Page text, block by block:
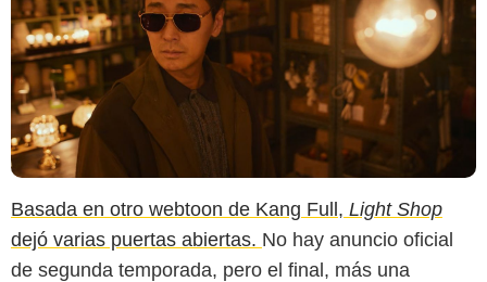
Basada en otro webtoon de Kang Full, Light Shop
dejó varias puertas abiertas. No hay anuncio oficial
de segunda temporada, pero el final, más una